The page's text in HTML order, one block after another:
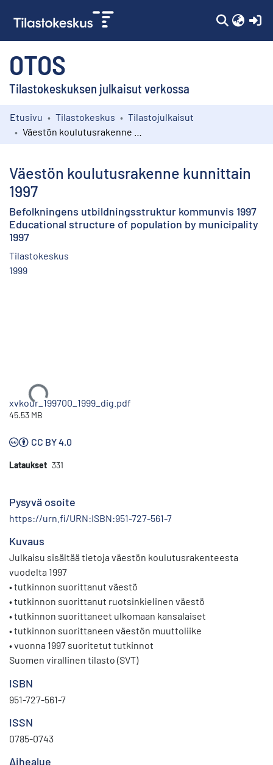
OTOS
Tilastokeskuksen julkaisut verkossa
Kokoelmat
Etusivu Tilastokeskus
Tilastojulkaisut
Väestön koulutusrakenne kunnittain
1997
Befolkningens utbildningsstruktur kommunvis 1997
Educational structure of population by municipality
1997
Tilastokeskus
1999
Ladataan...
xvkour_199700_1999_dig.pdf
45.53 MB
CC BY 4.0
Lataukset 331
Pysyvä osoite
https://urn.fi/URN:ISBN:951-727-561-7
Kuvaus
Julkaisu sisältää tietoja väestön koulutusrakenteesta
vuodelta 1997
• tutkinnon suorittanut väestö
• tutkinnon suorittanut ruotsinkielinen väestö
• tutkinnon suorittaneet ulkomaan kansalaiset
• tutkinnon suorittaneen väestön muuttoliike
• vuonna 1997 suoritetut tutkinnot
Suomen virallinen tilasto (SVT)
ISBN
951-727-561-7
ISSN
0785-0743
Aihealue